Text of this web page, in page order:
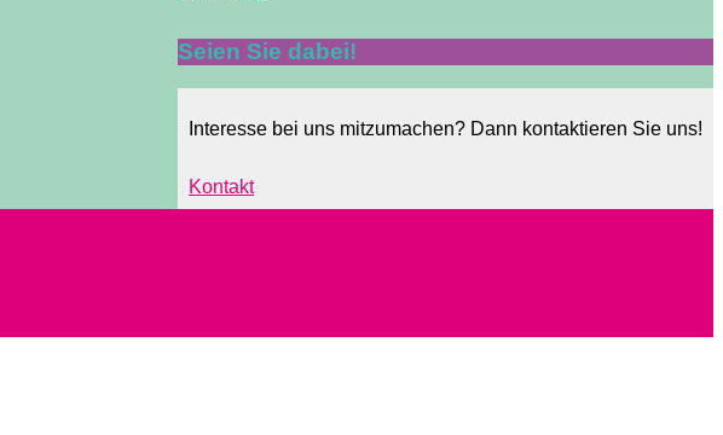
Seien Sie dabei!
Interesse bei uns mitzumachen? Dann kontaktieren Sie uns!
Kontakt